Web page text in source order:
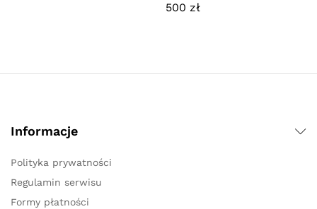
500 zł
Informacje
Polityka prywatności
Regulamin serwisu
Formy płatności